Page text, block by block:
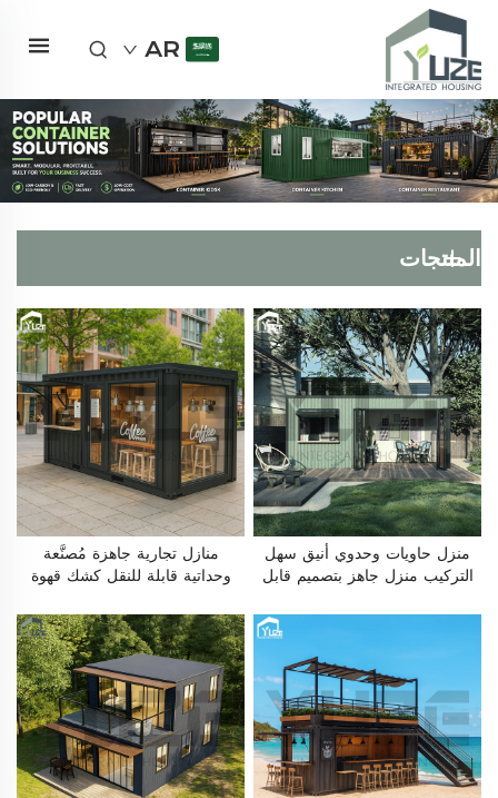
AR
المنتجات
منزل حاويات وحدوي أنيق سهل
التركيب منزل جاهز بتصميم قابل
منازل تجارية جاهزة مُصنَّعة
وحداتية قابلة للنقل كشك قهوة